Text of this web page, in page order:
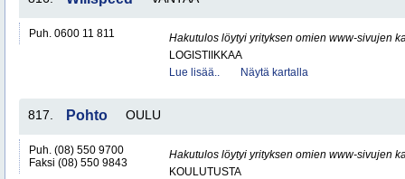
Puh. 0600 11 811
Hakutulos löytyi yrityksen omien www-sivujen
LOGISTIIKKAA
Lue lisää..
Näytä kartalla
817. Pohto OULU
Puh. (08) 550 9700
Faksi (08) 550 9843
Hakutulos löytyi yrityksen omien www-sivujen
KOULUTUSTA